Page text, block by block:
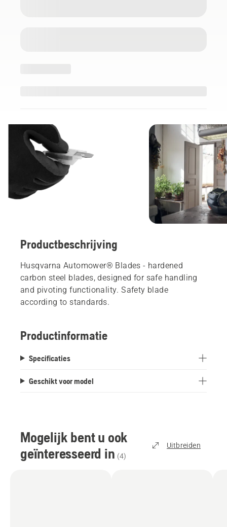
Productbeschrijving
Husqvarna Automower® Blades - hardened
carbon steel blades, designed for safe handling
and pivoting functionality. Safety blade
according to standards.
Productinformatie
Specificaties
Geschikt voor model
Mogelijk bent u ook
geïnteresseerd in (4)
Uitbreiden